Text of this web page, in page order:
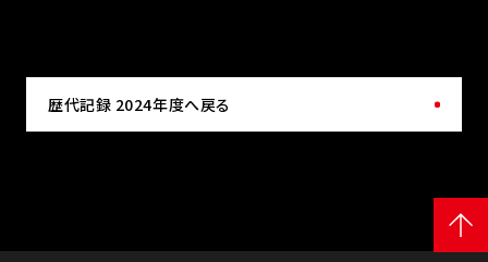
歴代記録 2024年度へ戻る